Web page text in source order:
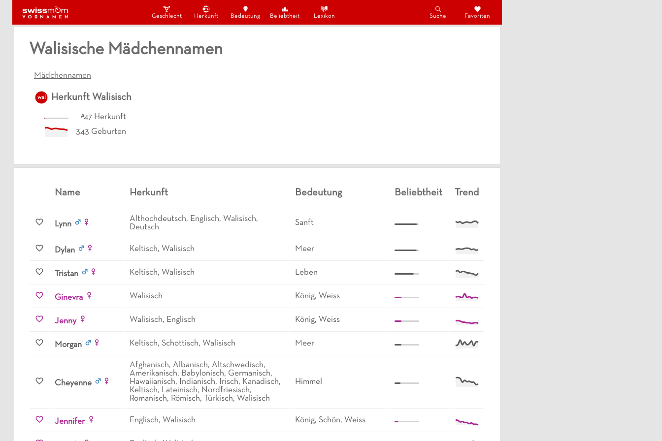
Geschlecht Herkunft Bedeutung Beliebtheit Lexikon Suche Favoriten
Walisische Mädchennamen
Mädchennamen
wal Herkunft Walisisch
#47 Herkunft
343 Geburten
Name Herkunft Bedeutung Beliebtheit Trend
Lynn
Althochdeutsch, Englisch, Walisisch,
Deutsch
Sanft
Dylan Keltisch, Walisisch Meer
Tristan Keltisch, Walisisch Leben
Ginevra Walisisch König, Weiss
Jenny Walisisch, Englisch König, Weiss
Morgan Keltisch, Schottisch, Walisisch Meer
Cheyenne
Afghanisch, Albanisch, Altschwedisch,
Amerikanisch, Babylonisch, Germanisch,
Hawaiianisch, Indianisch, Irisch, Kanadisch,
Keltisch, Lateinisch, Nordfriesisch,
Romanisch, Römisch, Türkisch, Walisisch
Himmel
Jennifer Englisch, Walisisch König, Schön, Weiss